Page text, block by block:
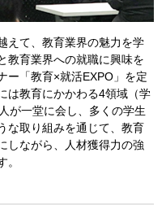
えて、教育業界の魅力を学
教育業界への就職に興味を
ー「教育×就活EXPO」を定
は教育にかかわる4領域（学
が一堂に会し、多くの学生
な取り組みを通じて、教育
しながら、人材獲得力の強